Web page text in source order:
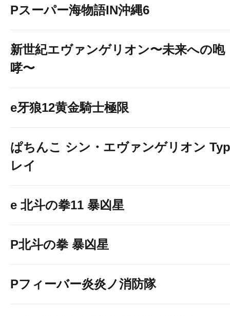
Pスーパー海物語IN沖縄6
新世紀エヴァンゲリオン〜未来への咆
哮〜
e牙狼12黄金騎士極限
ぱちんこ シン・エヴァンゲリオン
レイ
e 北斗の拳11 暴凶星
P北斗の拳 暴凶星
Pフィーバー炎炎ノ消防隊